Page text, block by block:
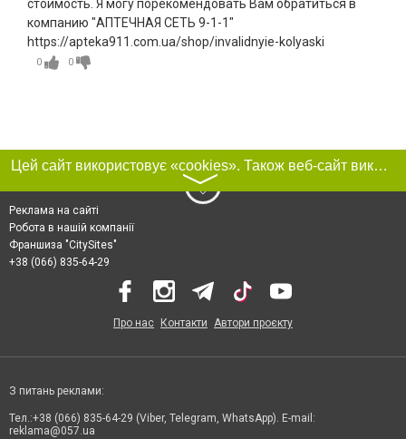
стоимость. Я могу порекомендовать Вам обратиться в
компанию "АПТЕЧНАЯ СЕТЬ 9-1-1"
https://apteka911.com.ua/shop/invalidnyie-kolyaski
0 0
Цей сайт використовує «cookies». Також веб-сайт використовує інтернет-сервіс для збору технічних даних стосовно відвідувачів з метою отримання маркетингової та статистичної інформації. Умови обробки даних відвідувачів сайту див.
〉
Реклама на сайті
Робота в нашій компанії
Франшиза "CitySites"
+38 (066) 835-64-29
Про нас Контакти Автори проєкту
З питань реклами:
Тел.:+38 (066) 835-64-29 (Viber, Telegram, WhatsApp). E-mail:
reklama@057.ua